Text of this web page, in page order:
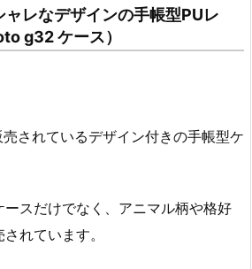
ャレなデザインの手帳型PUレ
g32 ケース）
されているデザイン付きの手帳型ケ
スだけでなく、アニマル柄や格好
れています。